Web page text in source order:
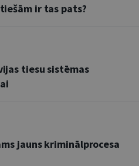
ir tas pats?
tiesu sistēmas
jauns kriminālprocesa